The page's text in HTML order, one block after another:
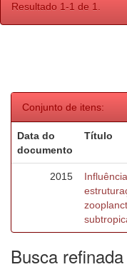
Resultado 1-1 de 1.
Conjunto de itens:
Data do
documento
Título
2015
Busca refinada